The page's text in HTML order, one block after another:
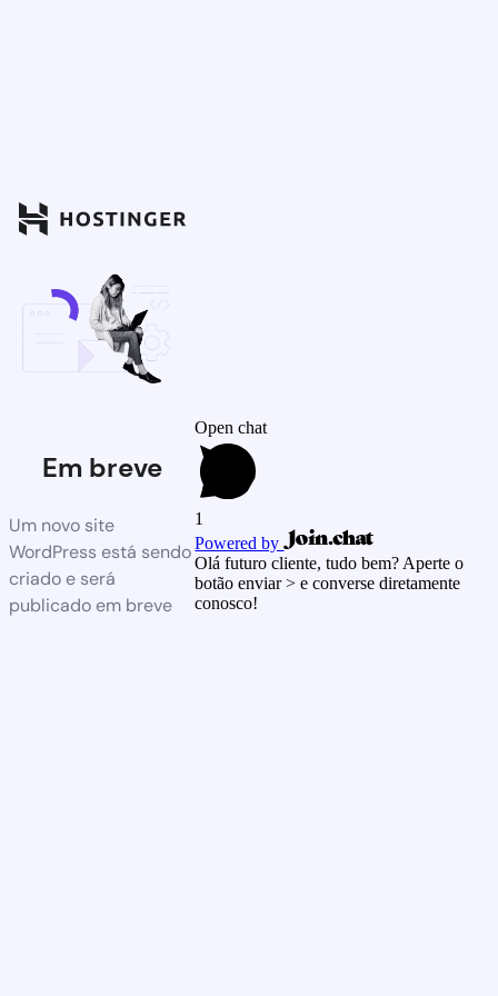
Em breve
Um novo site
WordPress está sendo
criado e será
publicado em breve
Open chat
1
Powered by
Olá futuro cliente, tudo bem? Aperte o
botão enviar > e converse diretamente
conosco!